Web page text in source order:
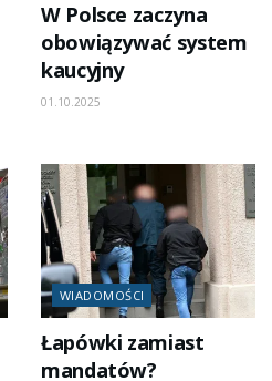
W Polsce zaczyna
obowiązywać system
kaucyjny
01.10.2025
WIADOMOŚCI
Łapówki zamiast
mandatów?